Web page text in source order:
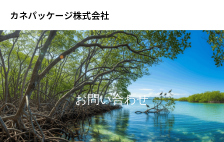
カネパッケージ株式会社
お問い合わせ